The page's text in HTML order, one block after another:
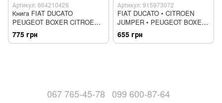
Артикул: 664210428
Книга FIAT DUCATO
PEUGEOT BOXER CITROEN
JUMPER Модели с 2006 г.
выпуска Дизель
775 грн
Артикул: 915973072
FIAT DUCATO • CITROEN
JUMPER • PEUGEOT BOXER
Модели 1994-2004 гг.
Руководство по
655 грн
067 765-45-78 099 600-87-64